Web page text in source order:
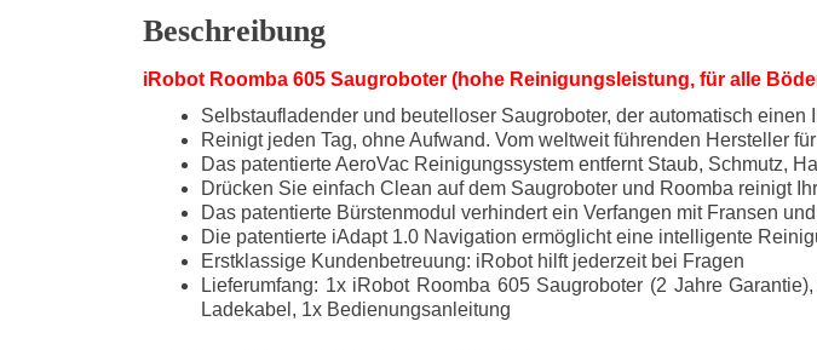
Beschreibung
iRobot Roomba 605 Saugroboter (hohe Reinigungsleistung, für alle
Selbstaufladender und beutelloser Saugroboter, der automatisch einen
Reinigt jeden Tag, ohne Aufwand. Vom weltweit führenden Hersteller
Das patentierte AeroVac Reinigungssystem entfernt Staub, Schmutz,
Drücken Sie einfach Clean auf dem Saugroboter und Roomba reinigt
Das patentierte Bürstenmodul verhindert ein Verfangen mit Fransen
Die patentierte iAdapt 1.0 Navigation ermöglicht eine intelligente
Erstklassige Kundenbetreuung: iRobot hilft jederzeit bei Fragen
Lieferumfang: 1x iRobot Roomba 605 Saugroboter (2 Jahre
Ladekabel, 1x Bedienungsanleitung